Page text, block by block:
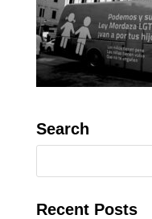
Search
Recent Posts